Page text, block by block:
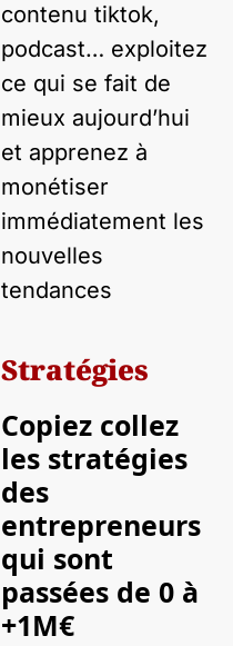
contenu tiktok,
podcast… exploitez
ce qui se fait de
mieux aujourd’hui
et apprenez à
monétiser
immédiatement les
nouvelles
tendances
Stratégies
Copiez collez
les stratégies
des
entrepreneurs
qui sont
passées de 0 à
+1M€